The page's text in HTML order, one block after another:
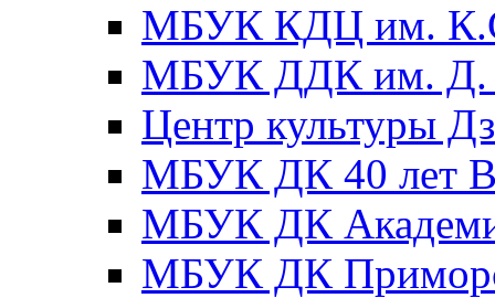
МБУК КДЦ им.
МБУК ДДК им. Д.
Центр культуры
МБУК ДК 40 лет
МБУК ДК
МБУК ДК